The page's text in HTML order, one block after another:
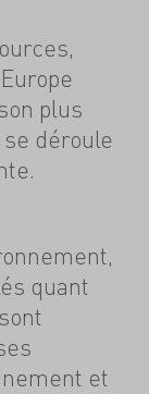
plus
déroule
quant
et